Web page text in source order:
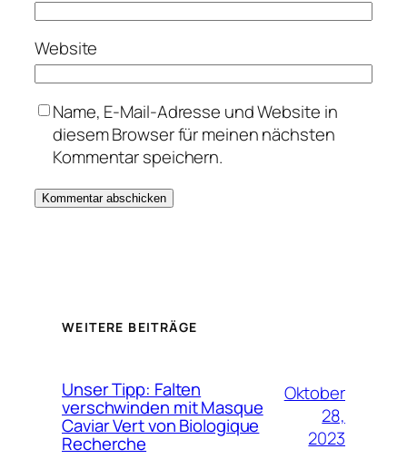
Website
Name, E-Mail-Adresse und Website in
diesem Browser für meinen nächsten
Kommentar speichern.
WEITERE BEITRÄGE
Unser Tipp: Falten
verschwinden mit Masque
Caviar Vert von Biologique
Recherche
Oktober
28,
2023